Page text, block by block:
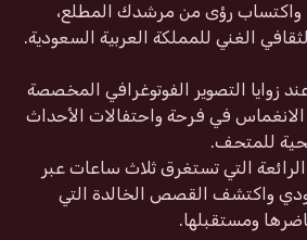
واكتساب رؤى من مرشدك المطلع،
الغني للمملكة العربية السعودية.
زوايا التصوير الفوتوغرافي المخصصة
في فرحة واحتفالات الأحداث
للمتحف.
التي تستغرق ثلاث ساعات عبر
واكتشف القصص الخالدة التي
ومستقبلها.